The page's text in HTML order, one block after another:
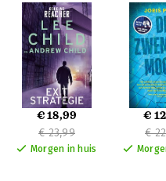
Knauff..
€ 18,99
€ 23,99
Morgen in huis
€
€